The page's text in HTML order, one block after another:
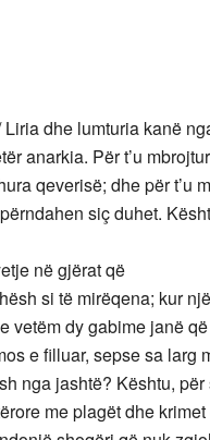
dhe lumturia kanë
anarkia. Për t’u
qeverisë; dhe për t’u
siç duhet.
në gjërat që
si të mirëqena; kur
vetëm dy gabime janë
e filluar, sepse sa larg
nga jashtë? Kështu,
me plagët dhe